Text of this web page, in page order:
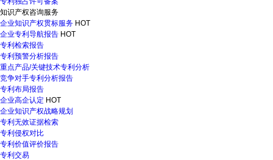
知识产权咨询服务
企业知识产权贯标服务 HOT
企业专利导航报告 HOT
专利检索报告
专利预警分析报告
重点产品/关键技术专利分析
竞争对手专利分析报告
专利布局报告
企业高企认定 HOT
企业知识产权战略规划
专利无效证据检索
专利侵权对比
专利价值评价报告
专利交易